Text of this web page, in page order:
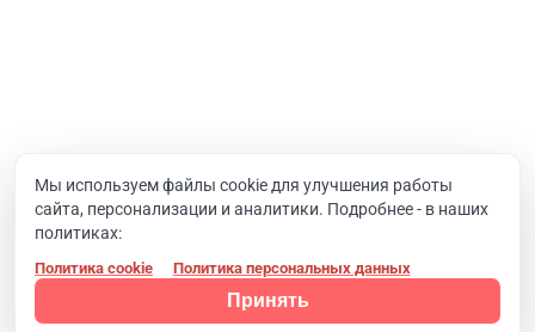
Мы используем файлы cookie для улучшения работы
сайта, персонализации и аналитики. Подробнее - в наших
политиках:
Политика cookie Политика персональных данных
Принять
Документы
Контакты
Конфиденциальность